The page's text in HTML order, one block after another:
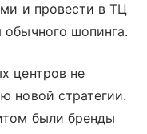
и провести в ТЦ
шопинга.
центров не
новой стратегии.
были бренды